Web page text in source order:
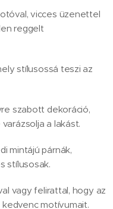
vicces üzenettel
reggelt
stílusossá teszi az
szabott dekoráció,
a lakást.
mintájú párnák,
stílusosak.
vagy felirattal, hogy az
motívumait.